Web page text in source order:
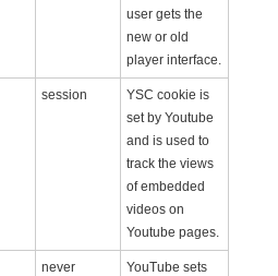
user gets the
new or old
player interface.
session
YSC cookie is
set by Youtube
and is used to
track the views
of embedded
videos on
Youtube pages.
never
YouTube sets